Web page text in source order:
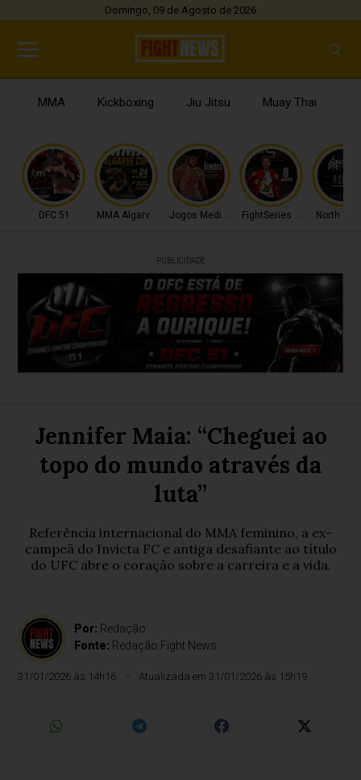
Domingo, 09 de Agosto de 2026
MMA Kickboxing Jiu Jitsu Muay Thai
DFC 51 MMA Algarve CupJogos MediterrâneoFightSeries 11 North
PUBLICIDADE
Jennifer Maia: “Cheguei ao
topo do mundo através da
luta”
Referência internacional do MMA feminino, a ex-
campeã do Invicta FC e antiga desafiante ao título
do UFC abre o coração sobre a carreira e a vida.
Por: Redação
Fonte: Redação Fight News
31/01/2026 às 14h16 Atualizada em 31/01/2026 às 15h19